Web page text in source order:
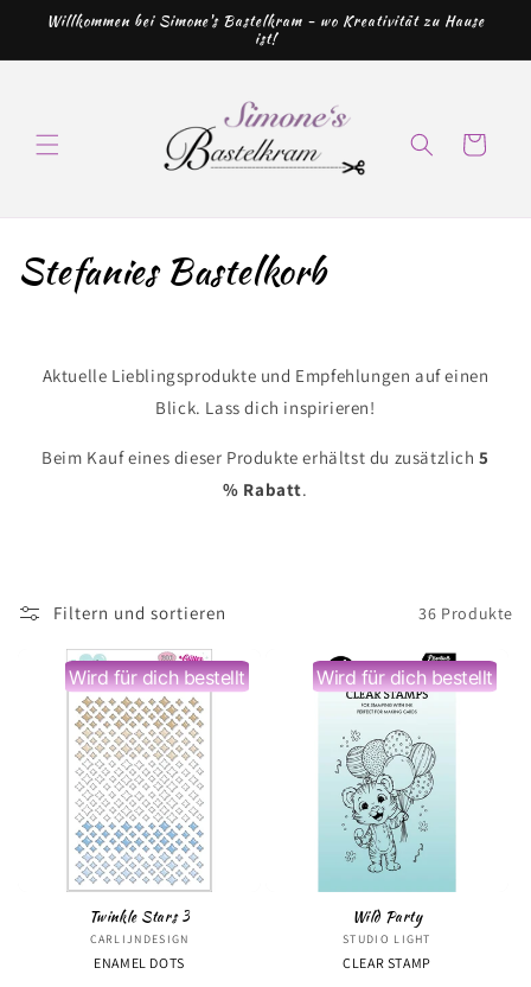
zum
Willkommen bei Simone's Bastelkram - wo Kreativität zu Hause
ist!
Warenkorb
K
i
Stefanies Bastelkorb
Aktuelle Lieblingsprodukte und Empfehlungen auf einen
Blick. Lass dich inspirieren!
Beim Kauf eines dieser Produkte erhältst du zusätzlich5
% Rabatt.
Filtern und sortieren 36 Produkte
Wird für dich bestellt
Twinkle Stars 3
Anbieter:
CARLIJNDESIGN
ENAMEL DOTS
Wird für dich bestellt
Wild Party
Anbieter:
STUDIO LIGHT
CLEAR STAMP